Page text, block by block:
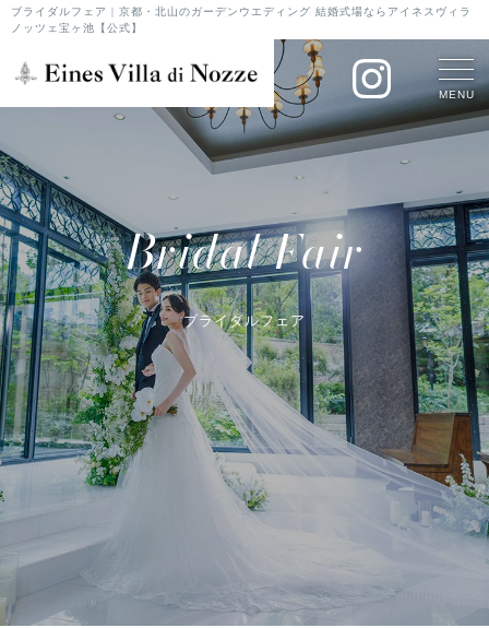
ブライダルフェア | 京都・北山のガーデンウエディング 結婚式場ならアイネスヴィラ
ノッツェ宝ヶ池【公式】
MENU
Bridal Fair
ブライダルフェア